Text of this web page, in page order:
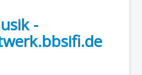
-